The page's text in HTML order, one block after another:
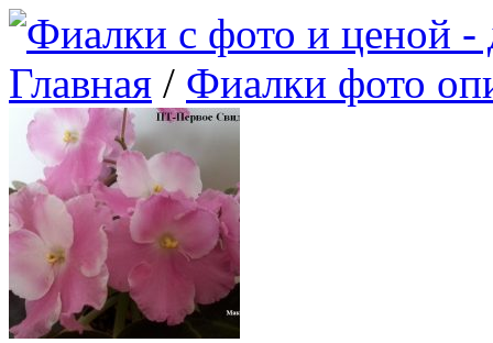
Главная / Фиалки фото